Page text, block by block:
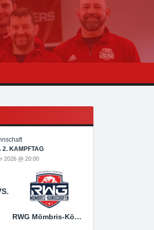
2. KAMPFTAG
2026 @ 20:00
RWG Mömbris-Königshofen